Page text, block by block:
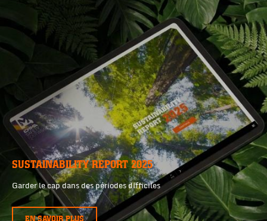
SUSTAINABILITY REPORT 2025
Garder le cap dans des périodes difficiles
EN SAVOIR PLUS